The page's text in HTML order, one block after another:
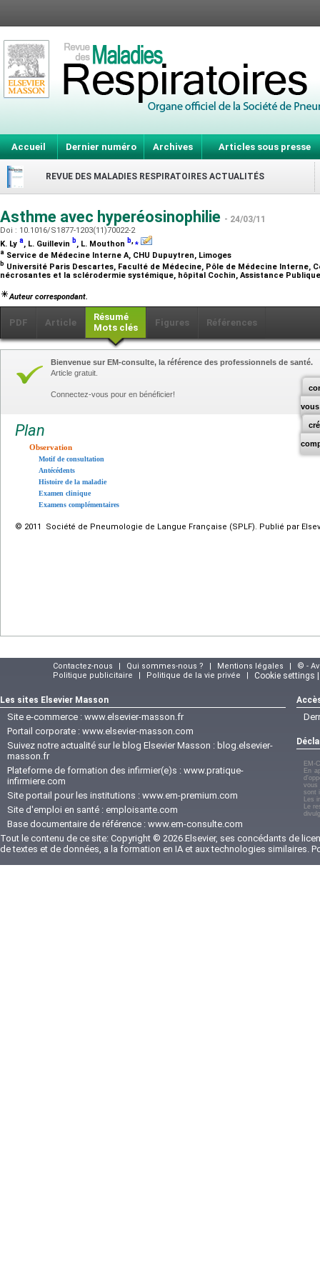
Accueil Dernier numéro Archives Articles sous presse
REVUE DES MALADIES RESPIRATOIRES ACTUALITÉS
Asthme avec hyperéosinophilie - 24/03/11
Doi : 10.1016/S1877-1203(11)70022-2
K. Ly a, L. Guillevin b, L. Mouthon b,⁎
a Service de Médecine Interne A, CHU Dupuytren, Limoges
b Université Paris Descartes, Faculté de Médecine, Pôle de Médecine Interne,
nécrosantes et la sclérodermie systémique, hôpital Cochin, Assistance
Auteur correspondant.
PDF Article
Résumé
Mots clés
Figures Références
vous
Bienvenue sur EM-consulte, la référence des professionnels de santé.
Article gratuit.
Connectez-vous pour en bénéficier!
Plan
Observation
Motif de consultation
Antécédents
Histoire de la maladie
Examen clinique
Examens complémentaires
© 2011 Société de Pneumologie de Langue Française (SPLF). Publié par
Contactez-nous | Qui sommes-nous ? | Mentions légales |
© -
Politique publicitaire
| Politique de la vie privée | Cookie settings
Les sites Elsevier Masson
Site e-commerce : www.elsevier-masson.fr
Portail corporate : www.elsevier-masson.com
Suivez notre actualité sur le blog Elsevier Masson : blog.elsevier-
masson.fr
Plateforme de formation des infirmier(e)s : www.pratique-
infirmiere.com
Site portail pour les institutions : www.em-premium.com
Site d'emploi en santé : emploisante.com
Base documentaire de référence : www.em-consulte.com
EM-
En
vous
sont
Les
Le
Tout le contenu de ce site: Copyright © 2026 Elsevier, ses concédants de
de textes et de données, a la formation en IA et aux technologies similaires.